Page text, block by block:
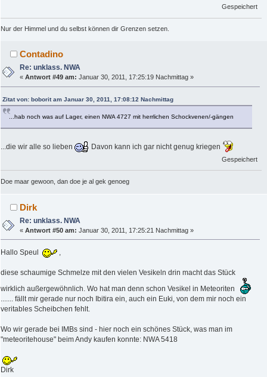
Gespeichert
Nur der Himmel und du selbst können dir Grenzen setzen.
Contadino
Re: unklass. NWA
«Antwort #49 am: Januar 30, 2011, 17:25:19 Nachmittag »
Zitat von: boborit am Januar 30, 2011, 17:08:12 Nachmittag
...hab noch was auf Lager, einen NWA 4727 mit herrlichen Schockvenen/-gängen
...die wir alle so lieben Davon kann ich gar nicht genug kriegen
Gespeichert
Doe maar gewoon, dan doe je al gek genoeg
Dirk
Re: unklass. NWA
«Antwort #50 am: Januar 30, 2011, 17:25:21 Nachmittag »
Hallo Speul
diese schaumige Schmelze mit den vielen Vesikeln drin macht das Stück
wirklich außergewöhnlich. Wo hat man denn schon Vesikel in Meteoriten
....... fällt mir gerade nur noch Ibitira ein, auch ein Euki, von dem mir noch ein
veritables Scheibchen fehlt.
Wo wir gerade bei IMBs sind - hier noch ein schönes Stück, was man im
"meteoritehouse" beim Andy kaufen konnte: NWA 5418
Dirk